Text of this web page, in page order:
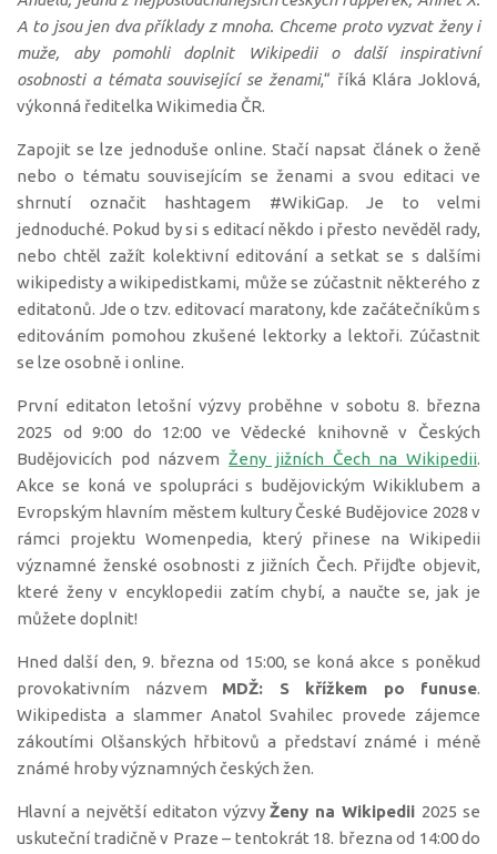
A to jsou jen dva příklady z mnoha. Chceme proto vyzvat ženy i
muže, aby pomohli doplnit Wikipedii o další inspirativní
osobnosti a témata související se ženami,“ říká Klára Joklová,
výkonná ředitelka Wikimedia ČR.
Zapojit se lze jednoduše online. Stačí napsat článek o ženě
nebo o tématu souvisejícím se ženami a svou editaci ve
shrnutí označit hashtagem #WikiGap. Je to velmi
jednoduché. Pokud by si s editací někdo i přesto nevěděl rady,
nebo chtěl zažít kolektivní editování a setkat se s dalšími
wikipedisty a wikipedistkami, může se zúčastnit některého z
editatonů. Jde o tzv. editovací maratony, kde začátečníkům s
editováním pomohou zkušené lektorky a lektoři. Zúčastnit
se lze osobně i online.
První editaton letošní výzvy proběhne v sobotu 8. března
2025 od 9:00 do 12:00 ve Vědecké knihovně v Českých
Budějovicích pod názvemŽeny jižních Čech na Wikipedii.
Akce se koná ve spolupráci s budějovickým Wikiklubem a
Evropským hlavním městem kultury České Budějovice 2028 v
rámci projektu Womenpedia, který přinese na Wikipedii
významné ženské osobnosti z jižních Čech. Přijďte objevit,
které ženy v encyklopedii zatím chybí, a naučte se, jak je
můžete doplnit!
Hned další den, 9. března od 15:00, se koná akce s poněkud
provokativním názvem MDŽ: S křížkem po funuse.
Wikipedista a slammer Anatol Svahilec provede zájemce
zákoutími Olšanských hřbitovů a představí známé i méně
známé hroby významných českých žen.
Hlavní a největší editaton výzvyŽeny na Wikipedii 2025 se
uskuteční tradičně v Praze – tentokrát 18. března od 14:00 do